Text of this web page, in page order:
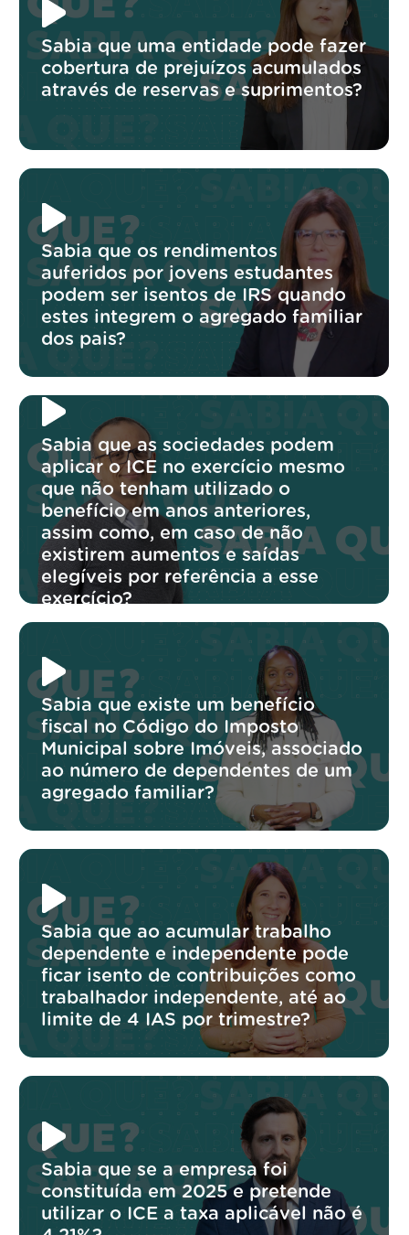
Sabia que uma entidade pode fazer
cobertura de prejuízos acumulados
através de reservas e suprimentos?
Sabia que os rendimentos
auferidos por jovens estudantes
podem ser isentos de IRS quando
estes integrem o agregado familiar
dos pais?
Sabia que as sociedades podem
aplicar o ICE no exercício mesmo
que não tenham utilizado o
benefício em anos anteriores,
assim como, em caso de não
existirem aumentos e saídas
elegíveis por referência a esse
exercício?
Sabia que existe um benefício
fiscal no Código do Imposto
Municipal sobre Imóveis, associado
ao número de dependentes de um
agregado familiar?
Sabia que ao acumular trabalho
dependente e independente pode
ficar isento de contribuições como
trabalhador independente, até ao
limite de 4 IAS por trimestre?
Sabia que se a empresa foi
constituída em 2025 e pretende
utilizar o ICE a taxa aplicável não é